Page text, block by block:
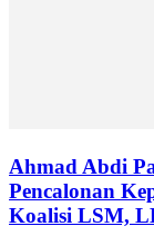
Ahmad Abdi
Pencalonan
Koalisi LSM,